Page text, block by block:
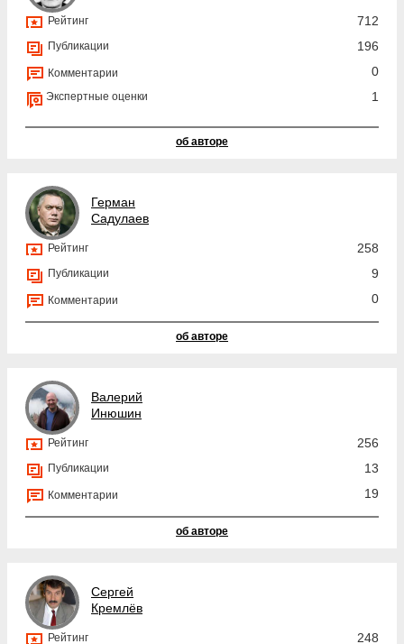
Рейтинг 712
Публикации 196
Комментарии 0
Экспертные оценки 1
об авторе
Герман
Садулаев
Рейтинг 258
Публикации 9
Комментарии 0
об авторе
Валерий
Инюшин
Рейтинг 256
Публикации 13
Комментарии 19
об авторе
Сергей
Кремлёв
Рейтинг 248